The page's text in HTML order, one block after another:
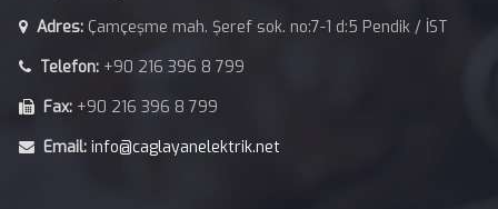
Adres: Çamçeşme mah. Şeref sok. no:7-1 d:5 Pendik / İST
Telefon: +90 216 396 8 799
Fax: +90 216 396 8 799
Email: info@caglayanelektrik.net